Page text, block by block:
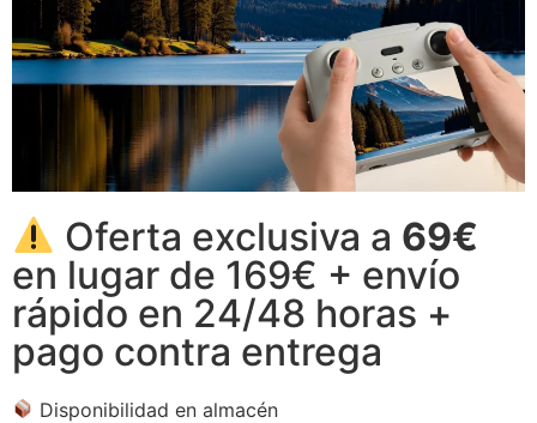
Oferta exclusiva a 69€
en lugar de 169€ + envío
rápido en 24/48 horas +
pago contra entrega
Disponibilidad en almacén